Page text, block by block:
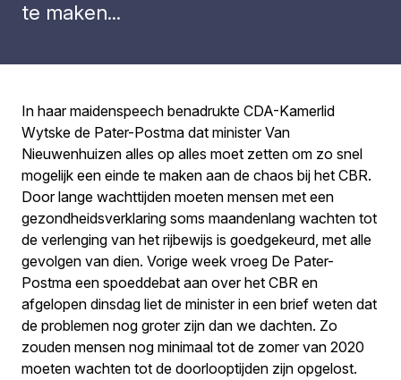
te maken...
In haar maidenspeech benadrukte CDA-Kamerlid
Wytske de Pater-Postma dat minister Van
Nieuwenhuizen alles op alles moet zetten om zo snel
mogelijk een einde te maken aan de chaos bij het CBR.
Door lange wachttijden moeten mensen met een
gezondheidsverklaring soms maandenlang wachten tot
de verlenging van het rijbewijs is goedgekeurd, met alle
gevolgen van dien. Vorige week vroeg De Pater-
Postma een spoeddebat aan over het CBR en
afgelopen dinsdag liet de minister in een brief weten dat
de problemen nog groter zijn dan we dachten. Zo
zouden mensen nog minimaal tot de zomer van 2020
moeten wachten tot de doorlooptijden zijn opgelost.